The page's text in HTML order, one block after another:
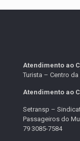
Atendimento ao
Turista – Centro
Atendimento ao
Setransp –
Passageiros do
79 3085-7584